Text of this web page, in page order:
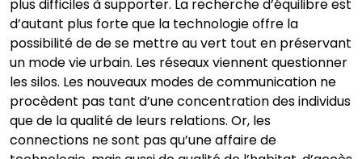
plus difficiles à supporter. La recherche d’équilibre est
d’autant plus forte que la technologie offre la
possibilité de de se mettre au vert tout en préservant
un mode vie urbain. Les réseaux viennent questionner
les silos. Les nouveaux modes de communication ne
procèdent pas tant d’une concentration des individus
que de la qualité de leurs relations. Or, les
connections ne sont pas qu’une affaire de